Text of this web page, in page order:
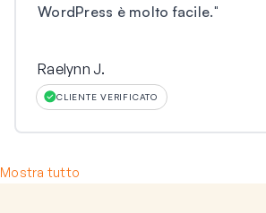
WordPress è molto facile."
Raelynn J.
CLIENTE VERIFICATO
Mostra tutto